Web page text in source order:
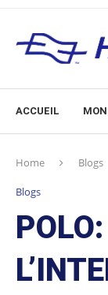
ACCUEIL
Home Blogs
Blogs